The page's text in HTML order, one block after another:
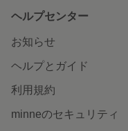
ヘルプセンター
お知らせ
ヘルプとガイド
利用規約
minneのセキュリティ